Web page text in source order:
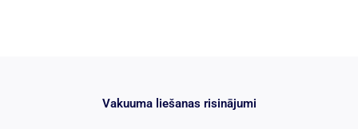
Vakuuma liešanas risinājumi